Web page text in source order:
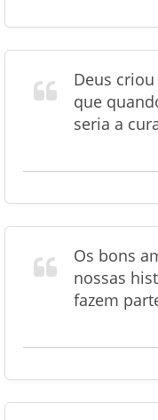
Deus
que
seria a
Os bons
nossas
fazem